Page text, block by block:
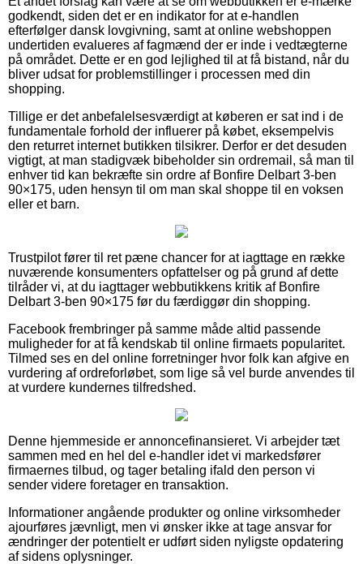
godkendt, siden det er en indikator for at e-handlen
efterfølger dansk lovgivning, samt at online webshoppen
undertiden evalueres af fagmænd der er inde i vedtægterne
på området. Dette er en god lejlighed til at få bistand, når du
bliver udsat for problemstillinger i processen med din
shopping.
Tillige er det anbefalelsesværdigt at køberen er sat ind i de
fundamentale forhold der influerer på købet, eksempelvis
den returret internet butikken tilsikrer. Derfor er det desuden
vigtigt, at man stadigvæk bibeholder sin ordremail, så man til
enhver tid kan bekræfte sin ordre af Bonfire Delbart 3-ben
90×175, uden hensyn til om man skal shoppe til en voksen
eller et barn.
Trustpilot fører til ret pæne chancer for at iagttage en række
nuværende konsumenters opfattelser og på grund af dette
tilråder vi, at du iagttager webbutikkens kritik af Bonfire
Delbart 3-ben 90×175 før du færdiggør din shopping.
Facebook frembringer på samme måde altid passende
muligheder for at få kendskab til online firmaets popularitet.
Tilmed ses en del online forretninger hvor folk kan afgive en
vurdering af ordreforløbet, som lige så vel burde anvendes til
at vurdere kundernes tilfredshed.
Denne hjemmeside er annoncefinansieret. Vi arbejder tæt
sammen med en hel del e-handler idet vi markedsfører
firmaernes tilbud, og tager betaling ifald den person vi
sender videre foretager en transaktion.
Informationer angående produkter og online virksomheder
ajourføres jævnligt, men vi ønsker ikke at tage ansvar for
ændringer der potentielt er udført siden nyligste opdatering
af sidens oplysninger.